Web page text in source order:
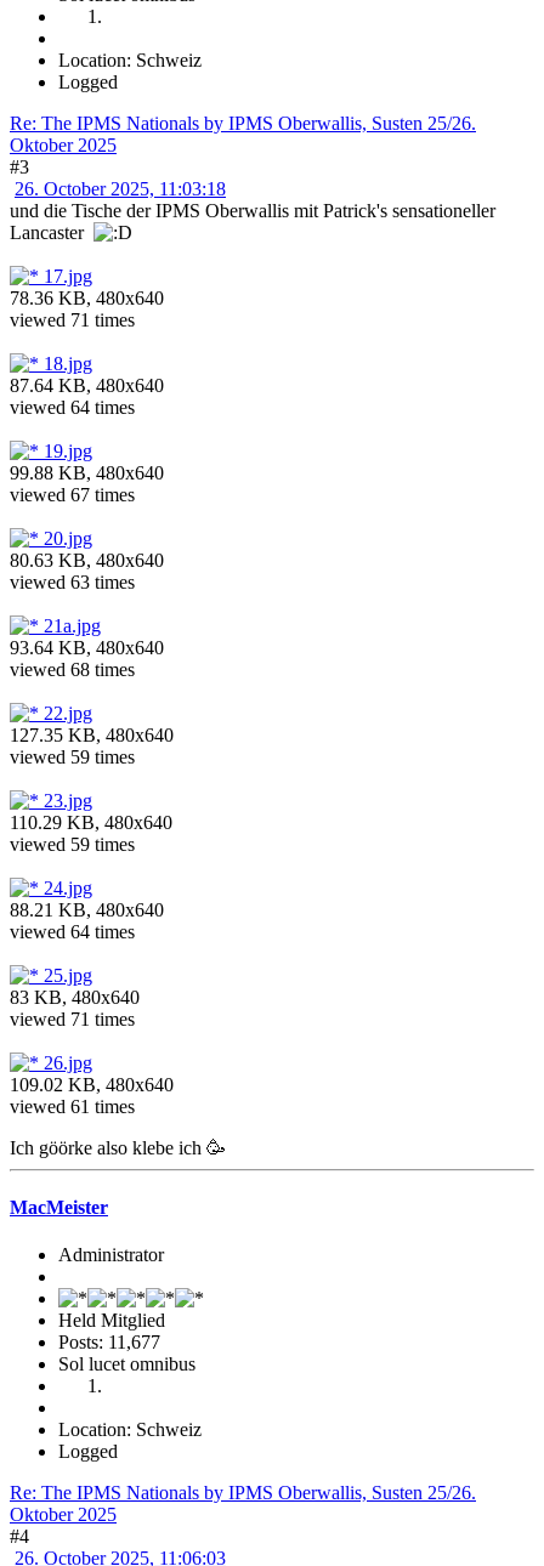
Location: Schweiz
Logged
Re: The IPMS Nationals by IPMS Oberwallis, Susten 25/26.
Oktober 2025
#3
26. October 2025, 11:03:18
und die Tische der IPMS Oberwallis mit Patrick's sensationeller
Lancaster
17.jpg
78.36 KB, 480x640
viewed 71 times
18.jpg
87.64 KB, 480x640
viewed 64 times
19.jpg
99.88 KB, 480x640
viewed 67 times
20.jpg
80.63 KB, 480x640
viewed 63 times
21a.jpg
93.64 KB, 480x640
viewed 68 times
22.jpg
127.35 KB, 480x640
viewed 59 times
23.jpg
110.29 KB, 480x640
viewed 59 times
24.jpg
88.21 KB, 480x640
viewed 64 times
25.jpg
83 KB, 480x640
viewed 71 times
26.jpg
109.02 KB, 480x640
viewed 61 times
Ich göörke also klebe ich 🥳
MacMeister
Administrator
Held Mitglied
Posts: 11,677
Sol lucet omnibus
Location: Schweiz
Logged
Re: The IPMS Nationals by IPMS Oberwallis, Susten 25/26.
Oktober 2025
#4
26. October 2025, 11:06:03